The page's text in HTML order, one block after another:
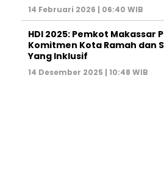
14 Februari 2026 | 06:40 WIB
HDI 2025: Pemkot Makassar
Komitmen Kota Ramah dan
Yang Inklusif
14 Desember 2025 | 10:48 WIB